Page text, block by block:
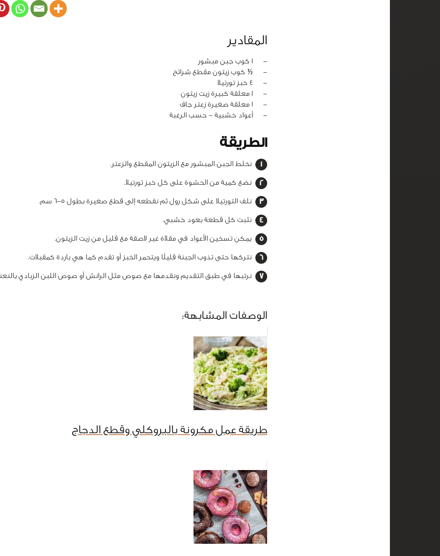
المقادير
‏-
1 كوب جبن مبشور
‏-
½ كوب زيتون مقطع شرائح
‏-
4 خبز تورتيلا
‏-
1 معلقة كبيرة زيت زيتون
‏-
1 معلقة صغيرة زعتر جاف
‏-
أعواد خشبية - حسب الرغبة
الطريقة
نخلط الجبن المبشور مع الزيتون المقطع والزعتر.
نضع كمية من الحشوة على كل خبز تورتيلا.
نلف التورتيلا على شكل رول ثم نقطعه إلى قطع صغيرة بطول 5-6 سم.
نثبت كل قطعة بعود خشبي.
يمكن تسخين الأعواد في مقلاة غير لاصقة مع قليل من زيت الزيتون.
نتركها حتى تذوب الجبنة قليلًا ويتحمر الخبز أو تقدم كما هي باردة كمقبلات.
نرتبها في طبق التقديم ونقدمها مع صوص مثل الرانش أو صوص اللبن الزبادي
الوصفات المشابهة:
طريقة عمل مكرونة بالبروكلي وقطع الدجاج